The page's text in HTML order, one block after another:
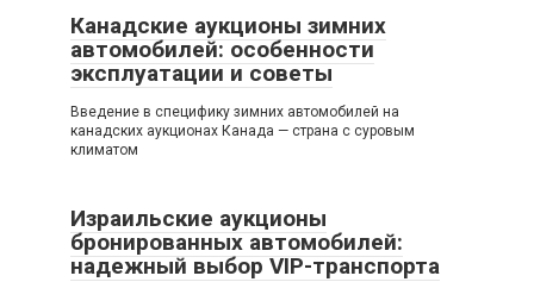
Канадские аукционы зимних
автомобилей: особенности
эксплуатации и советы
Введение в специфику зимних автомобилей на
канадских аукционах Канада — страна с суровым
климатом
Израильские аукционы
бронированных автомобилей:
надежный выбор VIP-транспорта